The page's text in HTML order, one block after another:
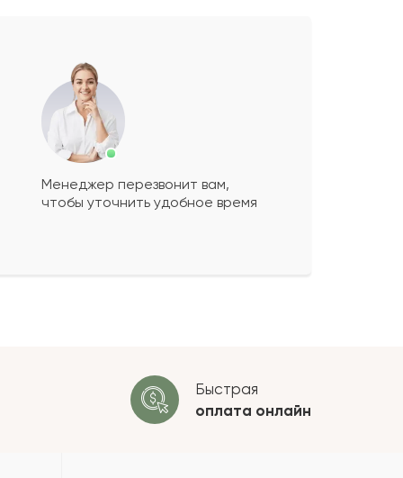
будет+?
ОСТАВИТЬ ОТЗЫВ
Менеджер перезвонит вам,
чтобы уточнить удобное время
Быстрая
оплата онлайн